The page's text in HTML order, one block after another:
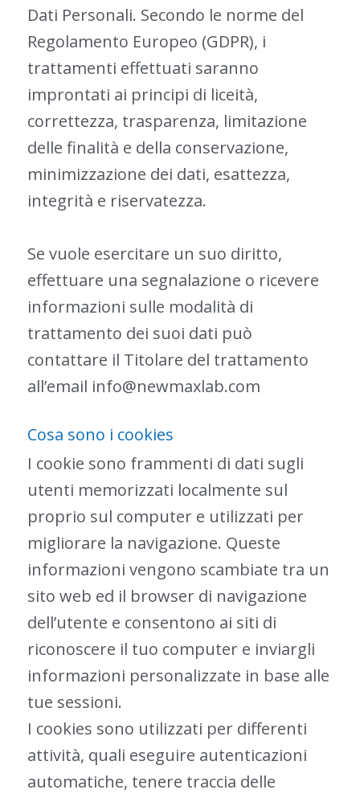
Dati Personali. Secondo le norme del
Regolamento Europeo (GDPR), i
trattamenti effettuati saranno
improntati ai principi di liceità,
correttezza, trasparenza, limitazione
delle finalità e della conservazione,
minimizzazione dei dati, esattezza,
integrità e riservatezza.
Se vuole esercitare un suo diritto,
effettuare una segnalazione o ricevere
informazioni sulle modalità di
trattamento dei suoi dati può
contattare il Titolare del trattamento
all’email info@newmaxlab.com
Cosa sono i cookies
I cookie sono frammenti di dati sugli
utenti memorizzati localmente sul
proprio sul computer e utilizzati per
migliorare la navigazione. Queste
informazioni vengono scambiate tra un
sito web ed il browser di navigazione
dell’utente e consentono ai siti di
riconoscere il tuo computer e inviargli
informazioni personalizzate in base alle
tue sessioni.
I cookies sono utilizzati per differenti
attività, quali eseguire autenticazioni
automatiche, tenere traccia delle